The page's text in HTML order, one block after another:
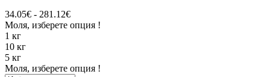
34.05€ - 281.12€
Моля, изберете опция !
1 кг
10 кг
5 кг
Моля, изберете опция !